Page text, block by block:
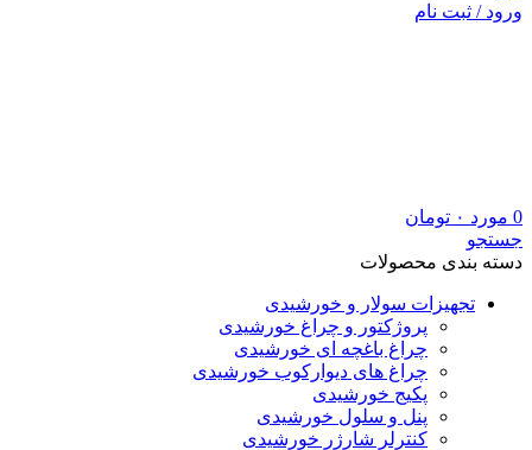
ورود / ثبت نام
0 مورد ۰ تومان
جستجو
دسته بندی محصولات
تجهیزات سولار و خورشیدی
پروژکتور و چراغ خورشیدی
چراغ باغچه ای خورشیدی
چراغ های دیوارکوب خورشیدی
پکیج خورشیدی
پنل و سلول خورشیدی
کنترلر شارژر خورشیدی